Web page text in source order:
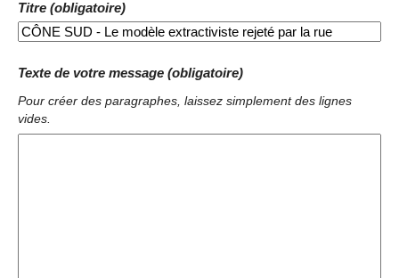
Titre (obligatoire)
Texte de votre message (obligatoire)
Pour créer des paragraphes, laissez simplement des lignes
vides.